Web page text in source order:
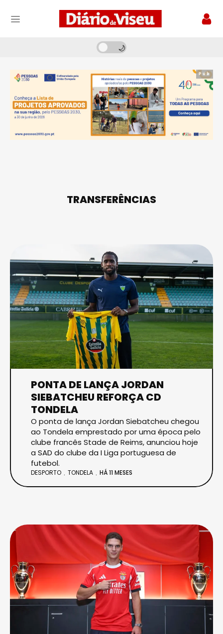
Pub
TRANSFERÊNCIAS
PONTA DE LANÇA JORDAN
SIEBATCHEU REFORÇA CD
TONDELA
O ponta de lança Jordan Siebatcheu chegou
ao Tondela emprestado por uma época pelo
clube francês Stade de Reims, anunciou hoje
a SAD do clube da I Liga portuguesa de
futebol.
DESPORTO TONDELA HÁ 11 MESES